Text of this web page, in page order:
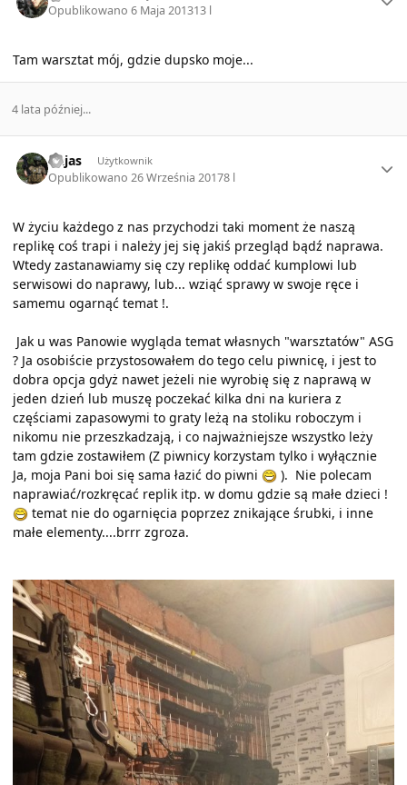
Opublikowano6 Maja 201313 l
Tam warsztat mój, gdzie dupsko moje...
4 lata później...
Dajas Użytkownik
Opublikowano26 Września 20178 l
W życiu każdego z nas przychodzi taki moment że naszą
replikę coś trapi i należy jej się jakiś przegląd bądź naprawa.
Wtedy zastanawiamy się czy replikę oddać kumplowi lub
serwisowi do naprawy, lub... wziąć sprawy w swoje ręce i
samemu ogarnąć temat !.
Jak u was Panowie wygląda temat własnych "warsztatów" ASG
? Ja osobiście przystosowałem do tego celu piwnicę, i jest to
dobra opcja gdyż nawet jeżeli nie wyrobię się z naprawą w
jeden dzień lub muszę poczekać kilka dni na kuriera z
częściami zapasowymi to graty leżą na stoliku roboczym i
nikomu nie przeszkadzają, i co najważniejsze wszystko leży
tam gdzie zostawiłem (Z piwnicy korzystam tylko i wyłącznie
Ja, moja Pani boi się sama łazić do piwni
). Nie polecam
naprawiać/rozkręcać replik itp. w domu gdzie są małe dzieci !
temat nie do ogarnięcia poprzez znikające śrubki, i inne
małe elementy....brrr zgroza.